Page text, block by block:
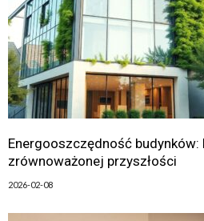
Energooszczędność budynków:
zrównoważonej przyszłości
2026-02-08